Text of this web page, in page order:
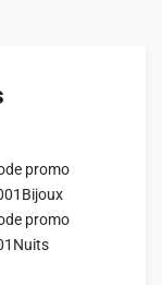
promo
promo